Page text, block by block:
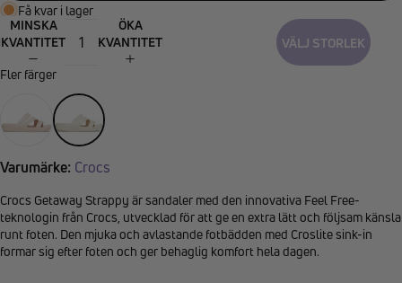
Få kvar i lager
MINSKA
KVANTITET
ÖKA
KVANTITET
VÄLJ STORLEK
Fler färger
Varumärke: Crocs
Crocs Getaway Strappy är sandaler med den innovativa Feel Free-
teknologin från Crocs, utvecklad för att ge en extra lätt och följsam känsla
runt foten. Den mjuka och avlastande fotbädden med Croslite sink-in
formar sig efter foten och ger behaglig komfort hela dagen.